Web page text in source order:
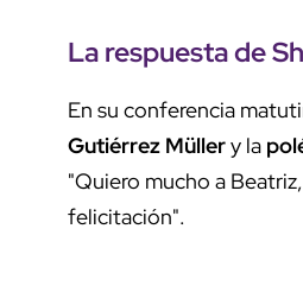
Larespuesta de
En su conferencia
Gutiérrez Müllery la
"Quiero mucho a
felicitación".